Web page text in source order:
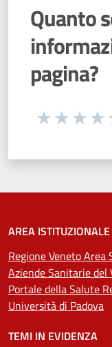
Quanto
pagina?
Seleziona
AREA ISTITUZIONALE
Regione Veneto Area
Aziende Sanitarie del
Portale della Salute
Università di Padova
TEMI IN EVIDENZA